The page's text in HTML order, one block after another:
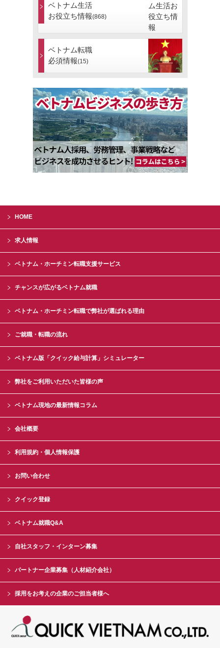
ベトナム生活
お役立ち情報(868)
ベトナム転職
必須情報(15)
HOME
求人情報
ベトナム・ホーチミン転職支援サービス
チャンスが広がるベトナム就職
ベトナム・ホーチミン転職で弊社が選ばれる理由
ご就職・転職の流れ
ベトナム版「クイック給与計算」シミュレーター
弊社をご利用いただいた皆様の声
ベトナム現地の最新情報コラム
会社概要
利用規約・個人情報保護
お問い合わせ
クイック登録
ベトナム就職Q&A
自社スタッフ・インターン募集
パートナー企業募集（人材紹介会社）
採用をお考えの企業のご担当者様へ